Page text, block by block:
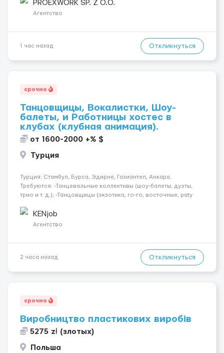
Связка арматурных стержней. - Заливка бетона. - Демонтаж
опалубки после за...
PROEXWORK SP. Z O.O.
Агентство
1 час назад Откликнуться
срочно
Танцовщицы, Вокалистки, Шоу-
балеты, и Работницы хостес в
клубах (клубная анимация).
от 1600-2000 +% $
Турция
Турция: Стамбул, Бурса, Эдирне, Газиантеп, Анкара.
Требуются: -Танцевальные коллективы (шоу-балеты, дуэты,
трио и т. д.); -Танцовщицы (экзотика, го-го, восточные, paty
языках); -Гимнастки; -Работницы хостесc в кл...
KENjob
Агентство
2 часа назад Откликнуться
срочно
Виробництво пластикових виробів
5275 zł (злотых)
Польша